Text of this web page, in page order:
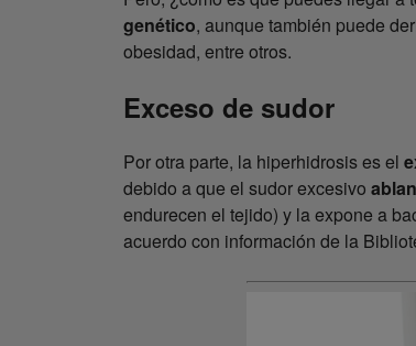
genético, aunque también puede
obesidad, entre otros.
Exceso de sudor
Por otra parte, la hiperhidrosis es el
debido a que el sudor excesivo
endurecen el tejido) y la expone a
acuerdo con información de la